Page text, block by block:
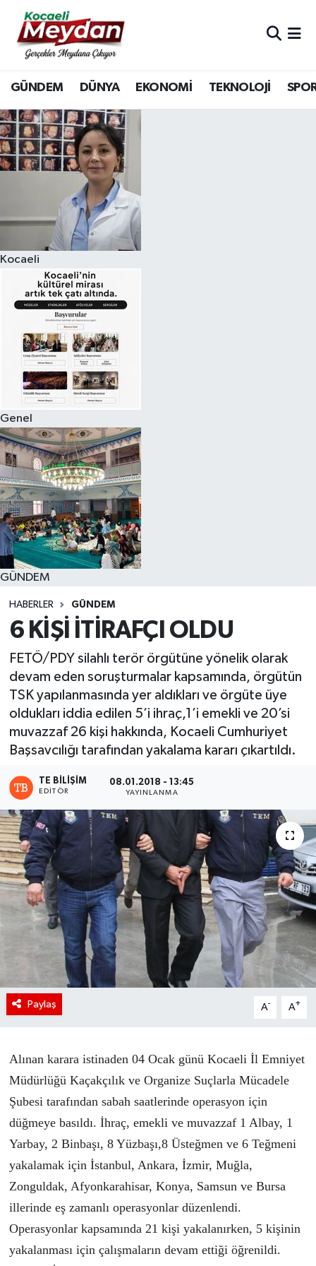
GÜNDEM DÜNYA EKONOMİ TEKNOLOJİ
Kocaeli
Genel
GÜNDEM
HABERLER GÜNDEM
6 KİŞİ İTİRAFÇI OLDU
FETÖ/PDY silahlı terör örgütüne yönelik olarak
devam eden soruşturmalar kapsamında, örgütün
TSK yapılanmasında yer aldıkları ve örgüte üye
oldukları iddia edilen 5’i ihraç,1’i emekli ve 20’si
muvazzaf 26 kişi hakkında, Kocaeli Cumhuriyet
Başsavcılığı tarafından yakalama kararı çıkartıldı.
TE BILIŞIM
EDITÖR
08.01.2018 - 13:45
YAYINLANMA
Paylaş A- A+
Alınan karara istinaden 04 Ocak günü Kocaeli İl Emniyet
Müdürlüğü Kaçakçılık ve Organize Suçlarla Mücadele
Şubesi tarafından sabah saatlerinde operasyon için
düğmeye basıldı. İhraç, emekli ve muvazzaf 1 Albay, 1
Yarbay, 2 Binbaşı, 8 Yüzbaşı,8 Üsteğmen ve 6 Teğmeni
yakalamak için İstanbul, Ankara, İzmir, Muğla,
Zonguldak, Afyonkarahisar, Konya, Samsun ve Bursa
illerinde eş zamanlı operasyonlar düzenlendi.
Operasyonlar kapsamında 21 kişi yakalanırken, 5 kişinin
yakalanması için çalışmaların devam ettiği öğrenildi.
Nöbetçi Eczaneler
Hava Durumu
Trafik Durumu
Süper Lig Puan Durumu ve Fikstür
Tüm Manşetler
Son Dakika Haberleri
Haber Arşivi